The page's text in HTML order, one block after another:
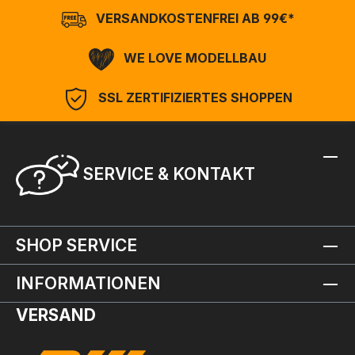
VERSANDKOSTENFREI AB 99€*
WE LOVE MODELLBAU
SSL ZERTIFIZIERTES SHOPPEN
SERVICE & KONTAKT
SHOP SERVICE
INFORMATIONEN
VERSAND